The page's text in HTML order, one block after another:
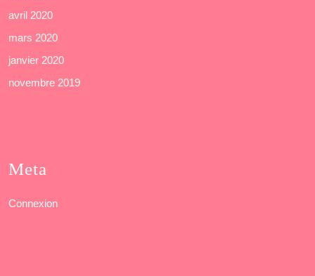
avril 2020
mars 2020
janvier 2020
novembre 2019
Meta
Connexion